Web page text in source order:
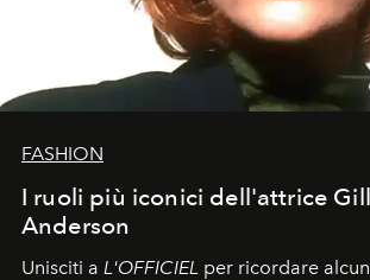
FASHION
I ruoli più iconici dell'attrice
Anderson
Unisciti a L'OFFICIEL per ricordare